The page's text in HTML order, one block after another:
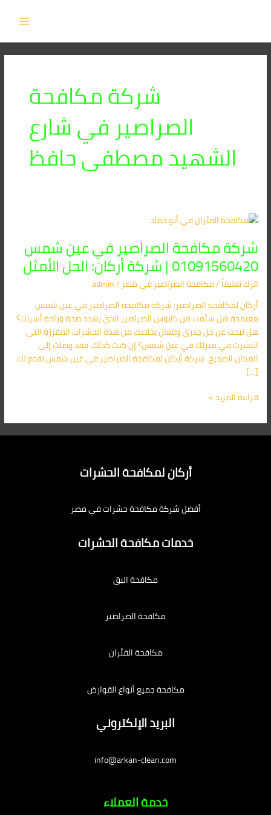
شركة مكافحة
الصراصير في شارع
الشهيد مصطفى حافظ
شركة مكافحة الصراصير في عين شمس
01091560420 | شركة أركان: الحل الأمثل
اترك تعليقاً/مكافحة الصراصير​ في مصر/
admin
أركان لمكافحة الصراصير: شركة مكافحة الصراصير في عين شمس
معتمدة هل سئمت من كابوس الصراصير الذي يهدد صحة وراحة أسرتك؟
هل تبحث عن حل جذري وفعال يخلصك من هذه الحشرات المقززة التي
انتشرت في منزلك في عين شمس؟ إن كنت كذلك، فقد وصلت إلى
المكان الصحيح. شركة أركان لمكافحة الصراصير في عين شمس تقدم لك
[…]
شركة
الصراصير
في
عين
شمس
01091560420
|
شركة
أركان:
الحل
الأمثل
قراءة المزيد »
أركان لمكافحة الحشرات
أفضل شركة مكافحة حشرات في مصر
خدمات مكافحة الحشرات
مكافحة البق
مكافحة الصراصير
مكافحة الفئران
مكافحة جميع أنواع القوارض
البريد الإلكتروني
info@arkan-clean.com
خدمة العملاء